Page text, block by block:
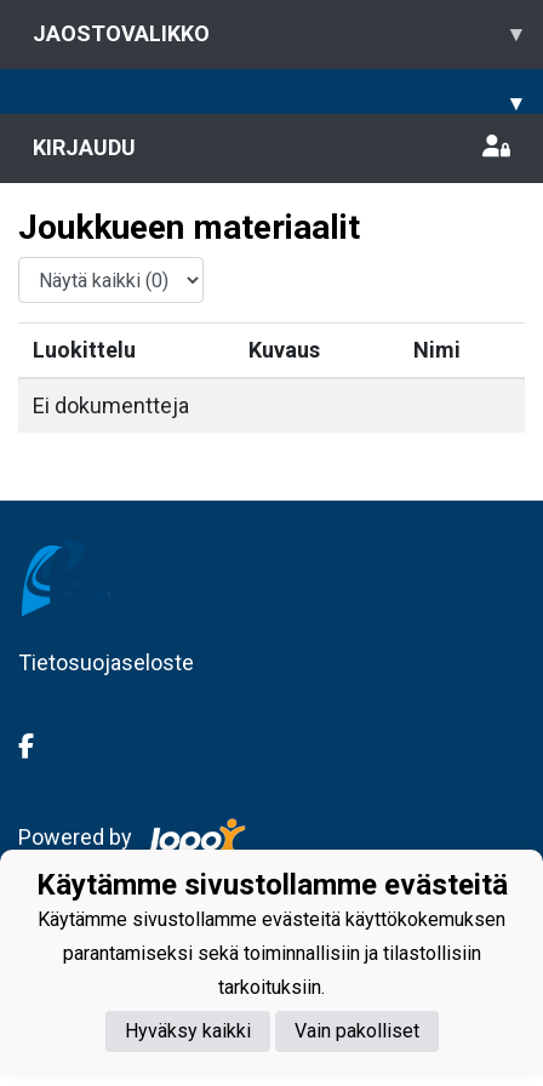
JAOSTOVALIKKO ▾
▾
KIRJAUDU
Joukkueen materiaalit
Luokittelu Kuvaus Nimi
Ei dokumentteja
Tietosuojaseloste
Powered by
Käytämme sivustollamme evästeitä
Käytämme sivustollamme evästeitä käyttökokemuksen
parantamiseksi sekä toiminnallisiin ja tilastollisiin
tarkoituksiin.
Hyväksy kaikki
Vain pakolliset